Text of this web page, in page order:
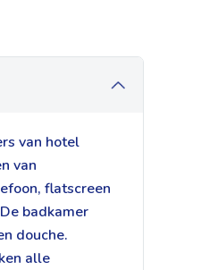
van hotel
van
flatscreen
badkamer
douche.
alle